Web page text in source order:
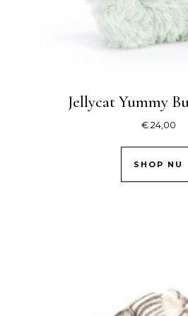
Jellycat Yummy
€24,00
SHOP NU